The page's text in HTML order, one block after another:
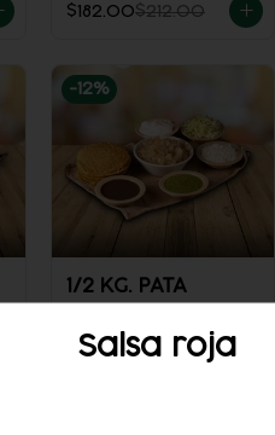
$182.00$212.00
-12%
1/2 KG. PATA
Salsa roja